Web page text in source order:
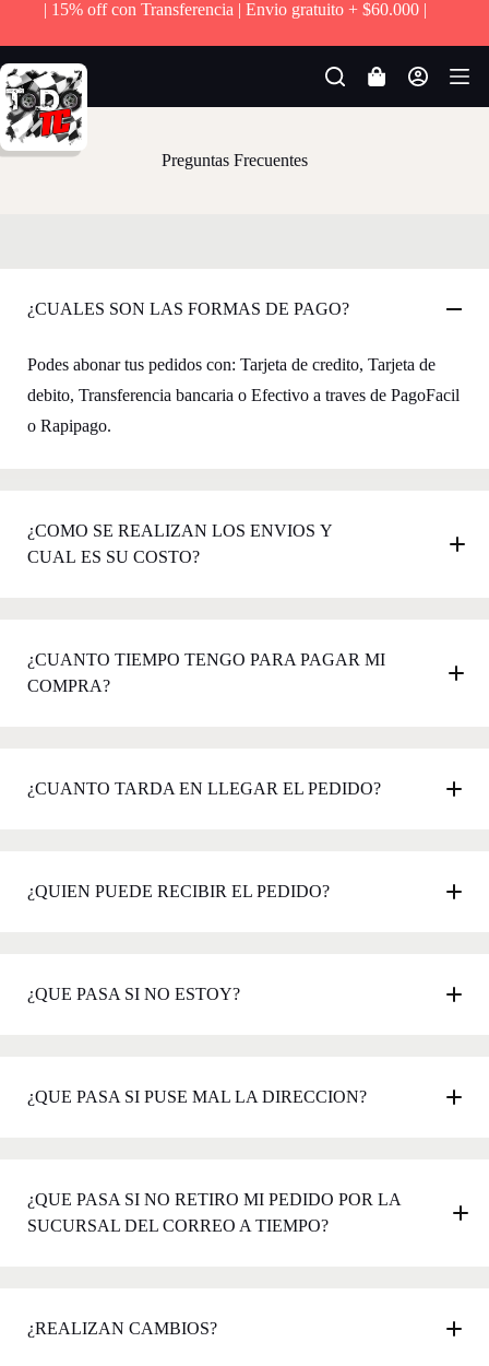
l
t
a
r
a
l
d
| 15% off con Transferencia | Envio gratuito + $60.000 |
Carro
de
Preguntas Frecuentes
¿CUALES SON LAS FORMAS DE PAGO?
Podes abonar tus pedidos con: Tarjeta de credito, Tarjeta de
debito, Transferencia bancaria o Efectivo a traves de PagoFacil
o Rapipago.
¿COMO SE REALIZAN LOS ENVIOS Y
CUAL ES SU COSTO?
¿CUANTO TIEMPO TENGO PARA PAGAR MI
COMPRA?
¿CUANTO TARDA EN LLEGAR EL PEDIDO?
¿QUIEN PUEDE RECIBIR EL PEDIDO?
¿QUE PASA SI NO ESTOY?
¿QUE PASA SI PUSE MAL LA DIRECCION?
¿QUE PASA SI NO RETIRO MI PEDIDO POR LA
SUCURSAL DEL CORREO A TIEMPO?
¿REALIZAN CAMBIOS?